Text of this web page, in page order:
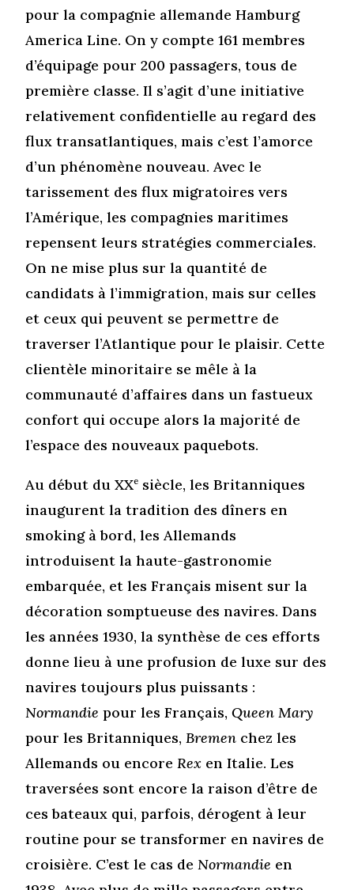
pour la compagnie allemande Hamburg
America Line. On y compte 161 membres
d’équipage pour 200 passagers, tous de
première classe. Il s’agit d’une initiative
relativement confidentielle au regard des
flux transatlantiques, mais c’est l’amorce
d’un phénomène nouveau. Avec le
tarissement des flux migratoires vers
l’Amérique, les compagnies maritimes
repensent leurs stratégies commerciales.
On ne mise plus sur la quantité de
candidats à l’immigration, mais sur celles
et ceux qui peuvent se permettre de
traverser l’Atlantique pour le plaisir. Cette
clientèle minoritaire se mêle à la
communauté d’affaires dans un fastueux
confort qui occupe alors la majorité de
l’espace des nouveaux paquebots.
Au début du XXe siècle, les Britanniques
inaugurent la tradition des dîners en
smoking à bord, les Allemands
introduisent la haute-gastronomie
embarquée, et les Français misent sur la
décoration somptueuse des navires. Dans
les années 1930, la synthèse de ces efforts
donne lieu à une profusion de luxe sur des
navires toujours plus puissants :
Normandie pour les Français,Queen Mary
pour les Britanniques,Bremen chez les
Allemands ou encoreRex en Italie. Les
traversées sont encore la raison d’être de
ces bateaux qui, parfois, dérogent à leur
routine pour se transformer en navires de
croisière. C’est le cas deNormandie en